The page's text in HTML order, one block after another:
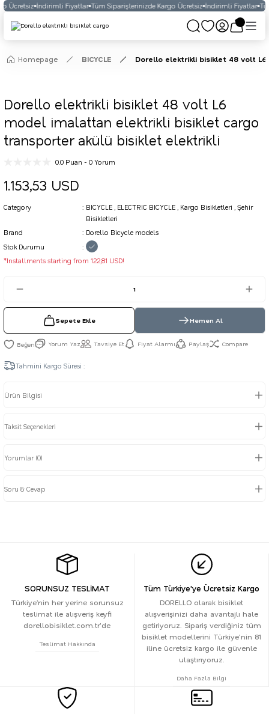
Ücretsiz İndirimli Fiyatlar Tüm Siparişlerinizde Kargo Ücretsiz İndirimli Fiyatlar
Homepage BICYCLE Dorello elektrikli bisiklet 48 volt
Dorello elektrikli bisiklet 48 volt L6
model imalattan elektrikli bisiklet cargo
transporter akülü bisiklet elektrikli
0.0 Puan - 0 Yorum
1.153,53 USD
Category BICYCLE , ELECTRIC BICYCLE , Kargo Bisikletleri , Şehir
Bisikletleri
Brand
Dorello Bicycle models
Stok Durumu
*Installments starting from 122,81 USD!
Sepete Ekle Hemen Al
Yorum Yaz Tavsiye Et Fiyat Alarmı Paylaş Compare
Tahmini Kargo Süresi :
Ürün Bilgisi
Taksit Seçenekleri
Yorumlar (0)
Soru & Cevap
SORUNSUZ TESLİMAT
Türkiye’nin her yerine sorunsuz
teslimat ile alışveriş keyfi
dorellobisiklet.com.tr'de
Teslimat Hakkında
Tüm Türkiye'ye Ücretsiz Kargo
DORELLO olarak bisiklet
alışverişinizi daha avantajlı hale
getiriyoruz. Sipariş verdiğiniz tüm
bisiklet modellerini Türkiye'nin 81
iline ücretsiz kargo ile güvenle
ulaştırıyoruz.
Daha Fazla Bilgi